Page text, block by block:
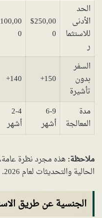
الحد
الأدنى
للاستثما
ر
$250,00
0
0
السفر
بدون
تأشيرة
150+
140+
مدة
المعالجة
6-9
أشهر
2-4
أشهر
ملاحظة: هذه مجرد نظرة عامة،
الحالية والتحديثات لعام 2026.
الجنسية عن طريق